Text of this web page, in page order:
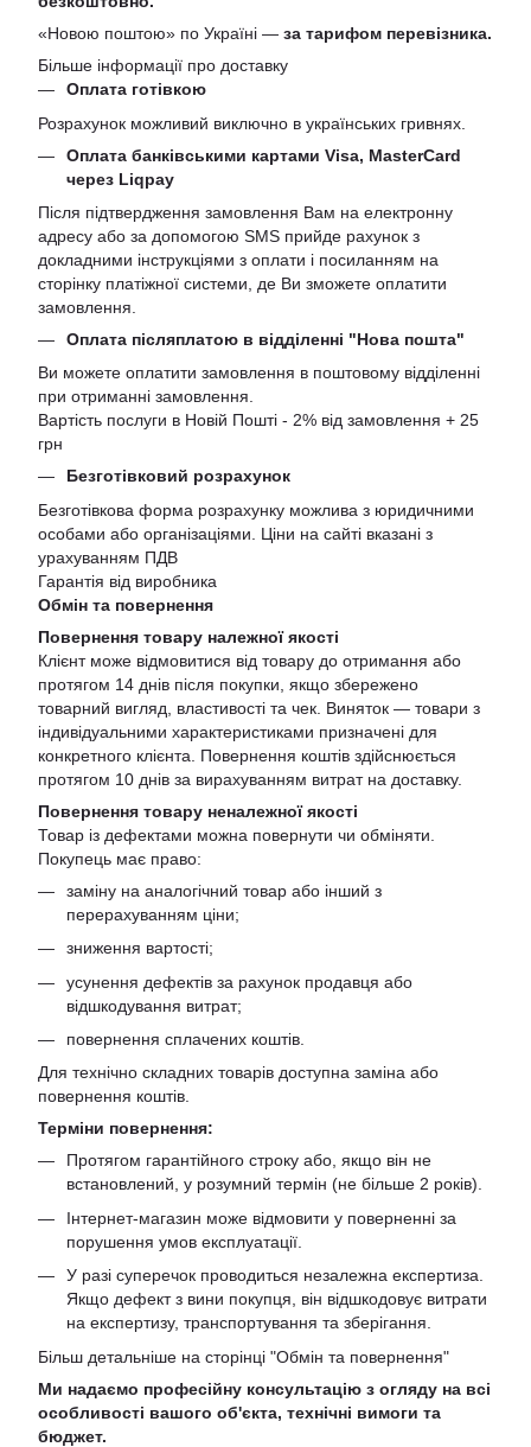
«Новою поштою» по Україні — за тарифом перевізника.
Більше інформації про доставку
Оплата готівкою
Розрахунок можливий виключно в українських гривнях.
Оплата банківськими картами Visa, MasterCard
через Liqpay
Після підтвердження замовлення Вам на електронну
адресу або за допомогою SMS прийде рахунок з
докладними інструкціями з оплати і посиланням на
сторінку платіжної системи, де Ви зможете оплатити
замовлення.
Оплата післяплатою в відділенні "Нова пошта"
Ви можете оплатити замовлення в поштовому відділенні
при отриманні замовлення.
Вартість послуги в Новій Пошті - 2% від замовлення + 25
грн
Безготівковий розрахунок
Безготівкова форма розрахунку можлива з юридичними
особами або організаціями. Ціни на сайті вказані з
урахуванням ПДВ
Гарантія від виробника
Обмін та повернення
Повернення товару належної якості
Клієнт може відмовитися від товару до отримання або
протягом 14 днів після покупки, якщо збережено
товарний вигляд, властивості та чек. Виняток — товари з
індивідуальними характеристиками призначені для
конкретного клієнта. Повернення коштів здійснюється
протягом 10 днів за вирахуванням витрат на доставку.
Повернення товару неналежної якості
Товар із дефектами можна повернути чи обміняти.
Покупець має право:
заміну на аналогічний товар або інший з
перерахуванням ціни;
зниження вартості;
усунення дефектів за рахунок продавця або
відшкодування витрат;
повернення сплачених коштів.
Для технічно складних товарів доступна заміна або
повернення коштів.
Терміни повернення:
Протягом гарантійного строку або, якщо він не
встановлений, у розумний термін (не більше 2 років).
Інтернет-магазин може відмовити у поверненні за
порушення умов експлуатації.
У разі суперечок проводиться незалежна експертиза.
Якщо дефект з вини покупця, він відшкодовує витрати
на експертизу, транспортування та зберігання.
Більш детальніше на сторінці "Обмін та повернення"
Ми надаємо професійну консультацію з огляду на всі
особливості вашого об'єкта, технічні вимоги та
бюджет.